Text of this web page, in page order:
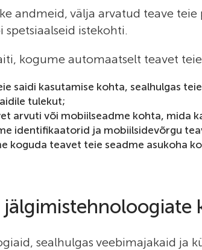
andmeid, välja arvatud teave
istekohti.
kogume automaatselt teavet
saidi kasutamise kohta, sealhulgas
tulekut;
arvuti või mobiilseadme kohta, mida
identifikaatorid ja mobiilsidevõrgu
koguda teavet teie seadme asukoha
jälgimistehnoloogiate
sealhulgas veebimajakaid ja